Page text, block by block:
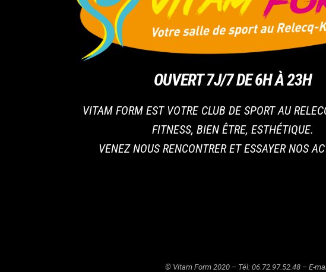
OUVERT 7J/7 DE 6H À 23H
VITAM FORM EST VOTRE CLUB DE SPORT AU
FITNESS, BIEN ÊTRE, ESTHÉTIQUE.
VENEZ NOUS RENCONTRER ET ESSAYER NOS
© Vitam Form 2020 – Tél: 06.72.97.52.48 – E-